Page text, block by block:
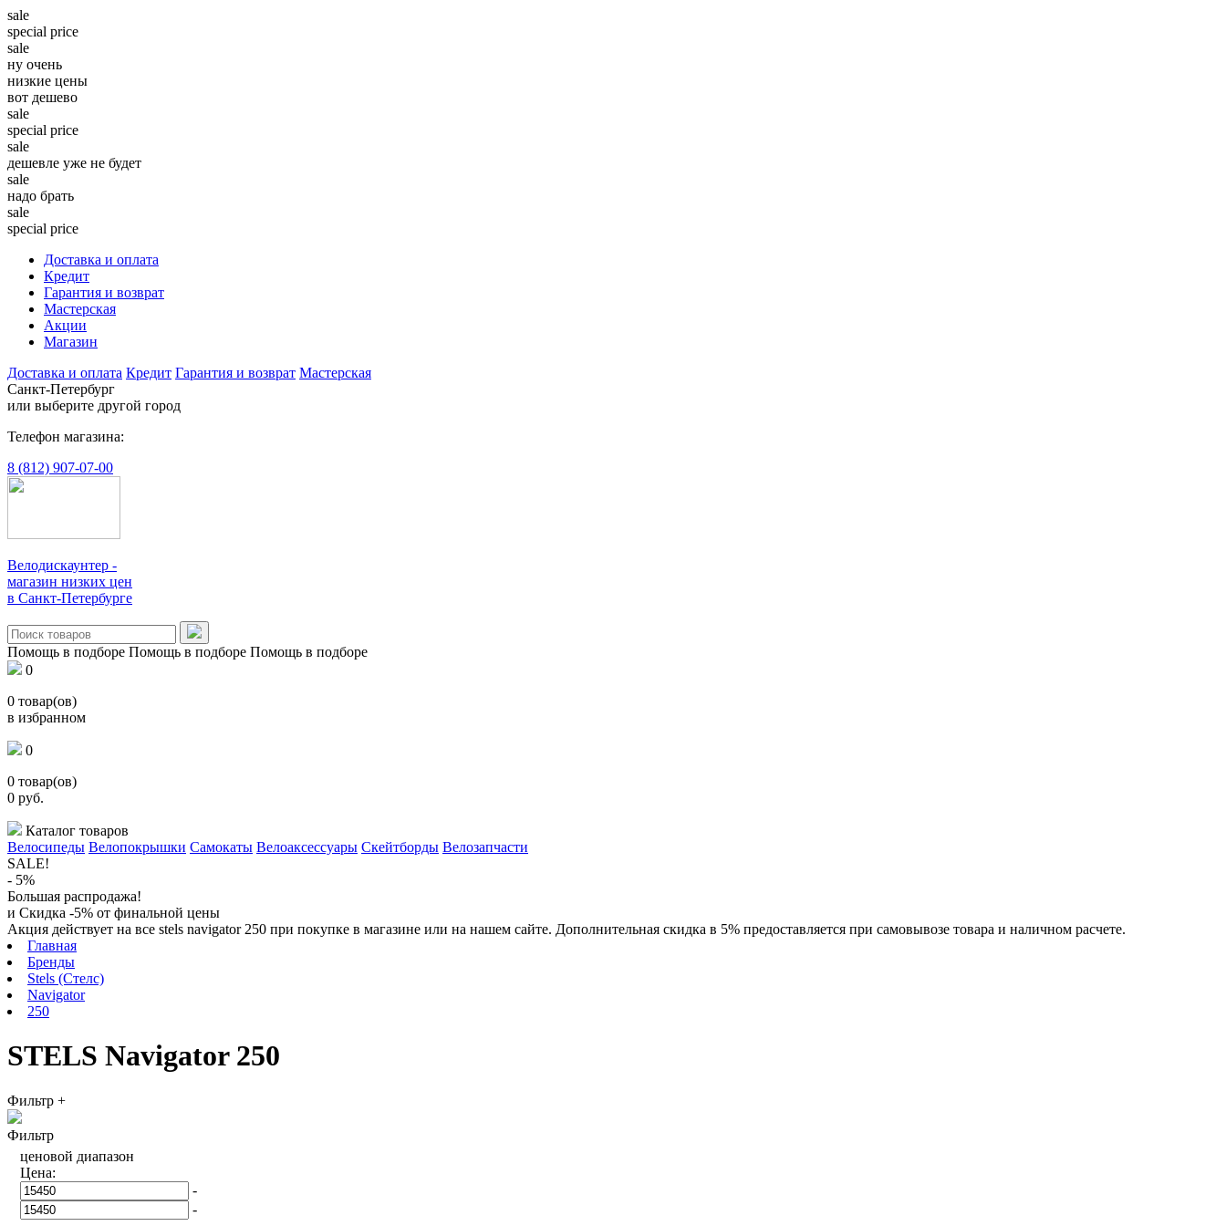
sale
special price
sale
ну очень
низкие цены
вот дешево
sale
special price
sale
дешевле уже не будет
sale
надо брать
sale
special price
Доставка и оплата
Кредит
Гарантия и возврат
Мастерская
Акции
Магазин
Доставка и оплата Кредит Гарантия и возврат Мастерская
Санкт-Петербург
или выберите другой город
Телефон магазина:
8 (812) 907-07-00
Велодискаунтер -
магазин низких цен
в Санкт-Петербурге
Помощь в подборе Помощь в подборе Помощь в подборе
0
0 товар(ов)
в избранном
0
0 товар(ов)
0 руб.
Каталог товаров
Велосипеды Велопокрышки Самокаты Велоаксессуары Скейтборды Велозапчасти
SALE!
- 5%
Большая распродажа!
и Скидка -5% от финальной цены
Акция действует на все stels navigator 250 при покупке в магазине или на нашем сайте. Дополнительная скидка в 5% предоставляется при самовывозе товара и наличном расчете.
Главная
Бренды
Stels (Стелс)
Navigator
250
STELS Navigator 250
Фильтр +
Фильтр
ценовой диапазон
Цена:
-
-